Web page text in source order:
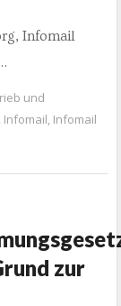
Infomail
und
, Infomail, Infomail
zur